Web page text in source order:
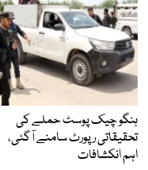
ہنگو چیک پوسٹ حملے کی
تحقیقاتی رپورٹ سامنے آگئی،
اہم انکشافات